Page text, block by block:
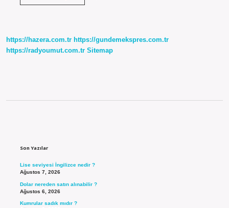
https://hazera.com.tr https://gundemekspres.com.tr
https://radyoumut.com.tr Sitemap
Son Yazılar
Lise seviyesi İngilizce nedir ?
Ağustos 7, 2026
Dolar nereden satın alınabilir ?
Ağustos 6, 2026
Kumrular sadık mıdır ?